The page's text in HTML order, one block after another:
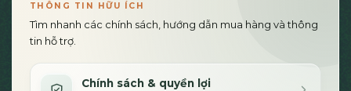
THÔNG TIN HỮU ÍCH
Tìm nhanh các chính sách, hướng dẫn mua hàng và thông
tin hỗ trợ.
Chính sách & quyền lợi